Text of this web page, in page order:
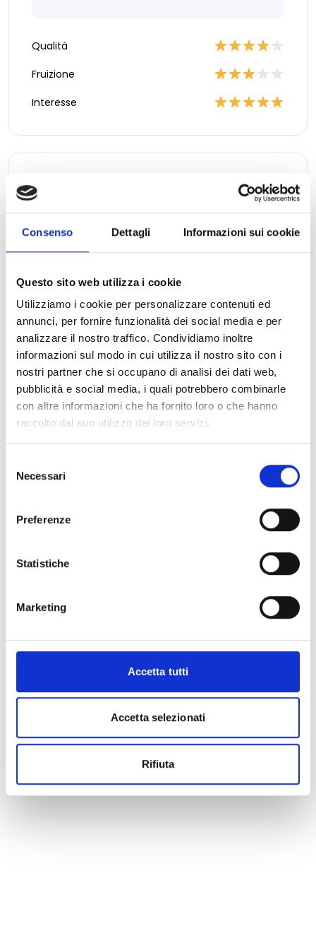
Consenso Dettagli Informazioni sui cookie
Questo sito web utilizza i cookie
Utilizziamo i cookie per personalizzare contenuti ed
annunci, per fornire funzionalità dei social media e per
analizzare il nostro traffico. Condividiamo inoltre
informazioni sul modo in cui utilizza il nostro sito con i
nostri partner che si occupano di analisi dei dati web,
pubblicità e social media, i quali potrebbero combinarle
con altre informazioni che ha fornito loro o che hanno
raccolto dal suo utilizzo dei loro servizi.
delNecessari
Preferenze
Statistiche
Marketing
Accetta tutti
Accetta selezionati
Rifiuta
Qualità
Fruizione
Interesse
Giovanni V.
Martedì 16 Luglio 2024 18:55
Qualità
Fruizione
Interesse
Fabio Paolo Luigi G.
Giovedì 04 Luglio 2024 09:38
Qualità